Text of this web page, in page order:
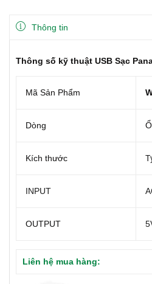
Thông tin
Thông số kỹ thuật USB Sạc
Mã Sản Phẩm
Dòng
Kích thước
INPUT
OUTPUT
Liên hệ mua hàng: